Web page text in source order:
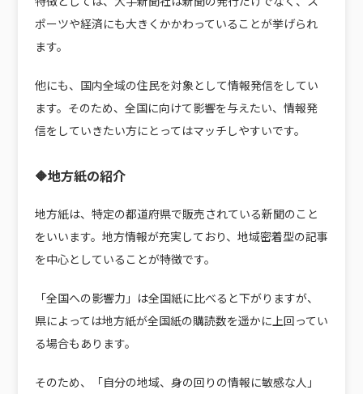
ポーツや経済にも大きくかかわっていることが挙げられ
ます。
他にも、国内全域の住民を対象として情報発信をしてい
ます。そのため、全国に向けて影響を与えたい、情報発
信をしていきたい方にとってはマッチしやすいです。
🔶地方紙の紹介
地方紙は、特定の都道府県で販売されている新聞のこと
をいいます。地方情報が充実しており、地域密着型の記事
を中心としていることが特徴です。
「全国への影響力」は全国紙に比べると下がりますが、
県によっては地方紙が全国紙の購読数を遥かに上回ってい
る場合もあります。
そのため、「自分の地域、身の回りの情報に敏感な人」